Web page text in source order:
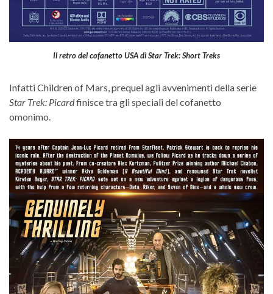
Il retro del cofanetto USA di Star Trek: Short Treks
Infatti Children of Mars, prequel agli avvenimenti della serie
Star Trek: Picardfinisce tra gli speciali del cofanetto
omonimo.